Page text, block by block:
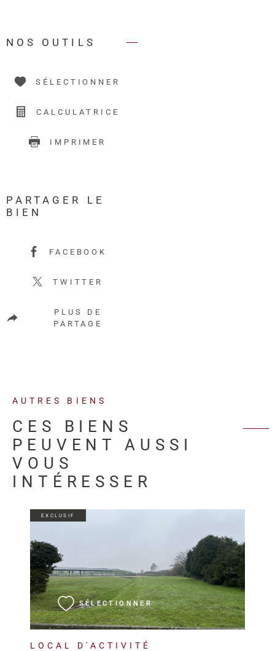
NOS OUTILS
SÉLECTIONNER
CALCULATRICE
IMPRIMER
PARTAGER LE
BIEN
FACEBOOK
TWITTER
PLUS DE
PARTAGE
AUTRES BIENS
CES BIENS
PEUVENT AUSSI
VOUS
INTÉRESSER
LOCAL D'ACTIVITÉ
EXCLUSIF
SÉLECTIONNER
VOIR LE BIEN